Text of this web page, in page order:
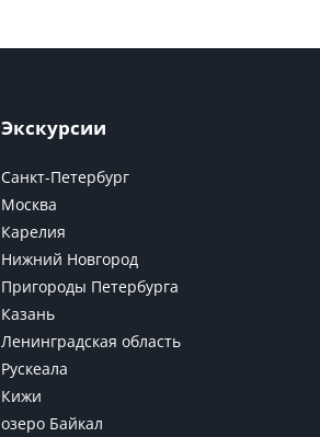
Экскурсии
Санкт-Петербург
Москва
Карелия
Нижний Новгород
Пригороды Петербурга
Казань
Ленинградская область
Рускеала
Кижи
озеро Байкал